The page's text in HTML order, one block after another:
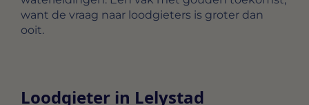
want de vraag naar loodgieters is groter dan
ooit.
Loodgieter in Lelystad